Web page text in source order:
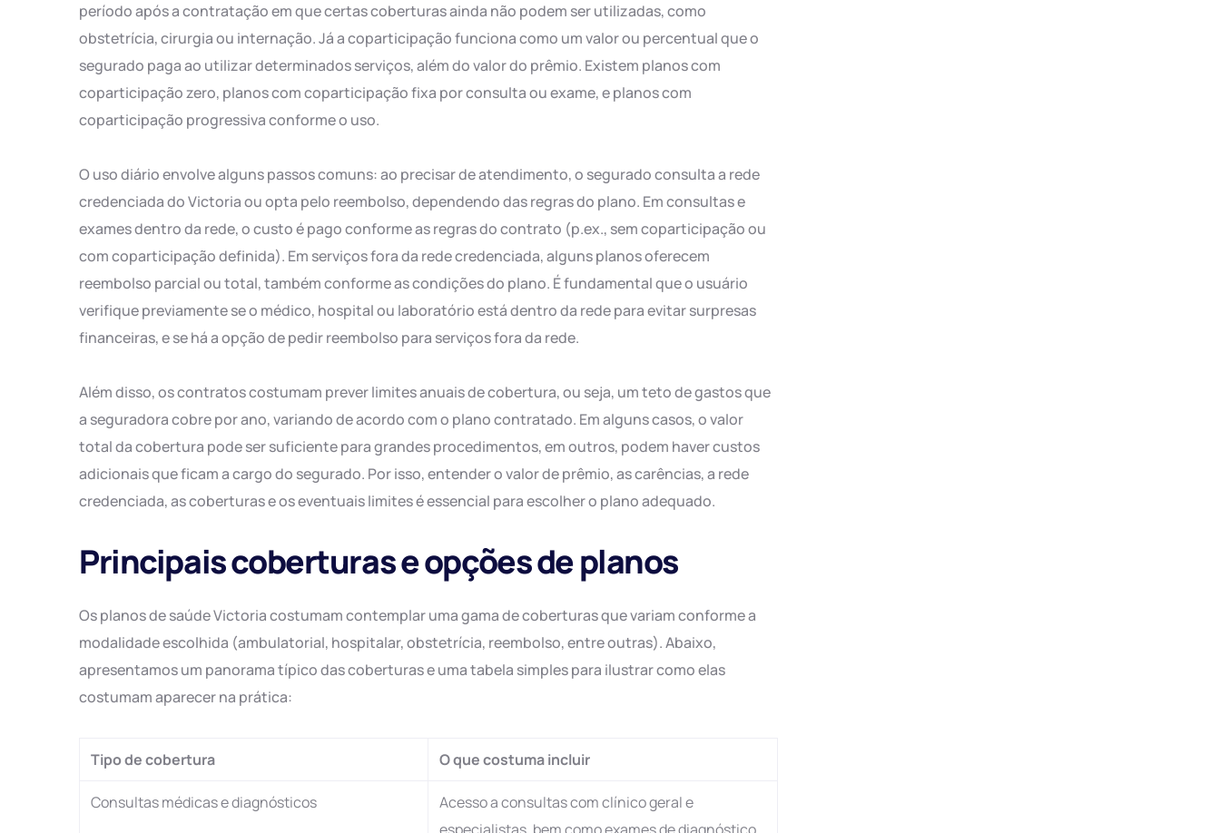
período após a contratação em que certas coberturas ainda não podem ser utilizadas, como
obstetrícia, cirurgia ou internação. Já a coparticipação funciona como um valor ou percentual que o
segurado paga ao utilizar determinados serviços, além do valor do prêmio. Existem planos com
coparticipação zero, planos com coparticipação fixa por consulta ou exame, e planos com
coparticipação progressiva conforme o uso.
O uso diário envolve alguns passos comuns: ao precisar de atendimento, o segurado consulta a rede
credenciada do Victoria ou opta pelo reembolso, dependendo das regras do plano. Em consultas e
exames dentro da rede, o custo é pago conforme as regras do contrato (p.ex., sem coparticipação ou
com coparticipação definida). Em serviços fora da rede credenciada, alguns planos oferecem
reembolso parcial ou total, também conforme as condições do plano. É fundamental que o usuário
verifique previamente se o médico, hospital ou laboratório está dentro da rede para evitar surpresas
financeiras, e se há a opção de pedir reembolso para serviços fora da rede.
Além disso, os contratos costumam prever limites anuais de cobertura, ou seja, um teto de gastos que
a seguradora cobre por ano, variando de acordo com o plano contratado. Em alguns casos, o valor
total da cobertura pode ser suficiente para grandes procedimentos, em outros, podem haver custos
adicionais que ficam a cargo do segurado. Por isso, entender o valor de prêmio, as carências, a rede
credenciada, as coberturas e os eventuais limites é essencial para escolher o plano adequado.
Principais coberturas e opções de planos
Os planos de saúde Victoria costumam contemplar uma gama de coberturas que variam conforme a
modalidade escolhida (ambulatorial, hospitalar, obstetrícia, reembolso, entre outras). Abaixo,
apresentamos um panorama típico das coberturas e uma tabela simples para ilustrar como elas
costumam aparecer na prática:
Tipo de cobertura O que costuma incluir
Consultas médicas e diagnósticos
Acesso a consultas com clínico geral e